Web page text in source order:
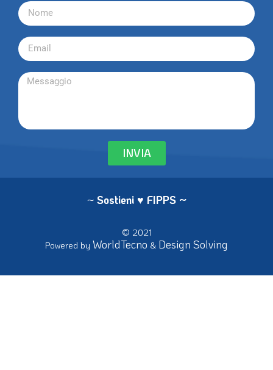
INVIA
~ Sostieni ♥ FIPPS ~
© 2021
Powered by WorldTecno & Design Solving